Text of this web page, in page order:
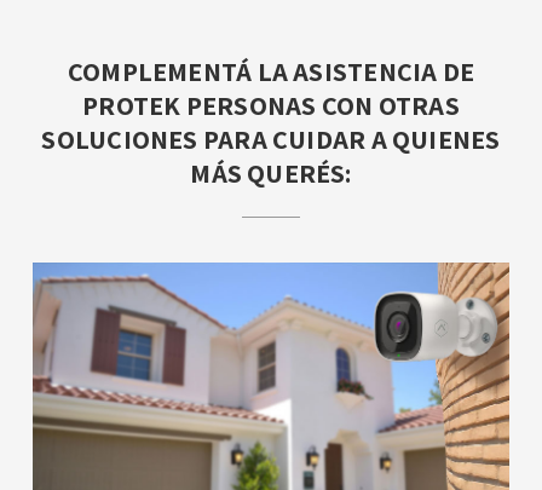
COMPLEMENTÁ LA ASISTENCIA DE
PROTEK PERSONAS CON OTRAS
SOLUCIONES PARA CUIDAR A QUIENES
MÁS QUERÉS: